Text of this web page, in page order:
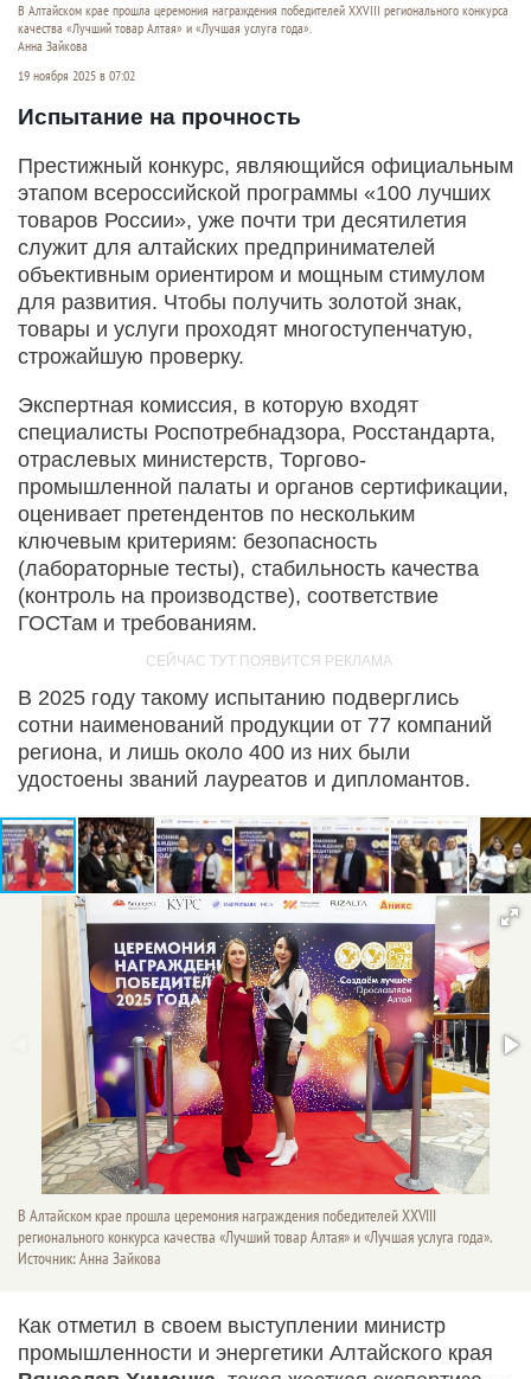
В Алтайском крае прошла церемония награждения победителей XXVIII регионального конкурса
качества «Лучший товар Алтая» и «Лучшая услуга года».
Анна Зайкова
19 ноября 2025 в 07:02
Испытание на прочность
Престижный конкурс, являющийся официальным
этапом всероссийской программы «100 лучших
товаров России», уже почти три десятилетия
служит для алтайских предпринимателей
объективным ориентиром и мощным стимулом
для развития. Чтобы получить золотой знак,
товары и услуги проходят многоступенчатую,
строжайшую проверку.
Экспертная комиссия, в которую входят
специалисты Роспотребнадзора, Росстандарта,
отраслевых министерств, Торгово-
промышленной палаты и органов сертификации,
оценивает претендентов по нескольким
ключевым критериям: безопасность
(лабораторные тесты), стабильность качества
(контроль на производстве), соответствие
ГОСТам и требованиям.
В 2025 году такому испытанию подверглись
сотни наименований продукции от 77 компаний
региона, и лишь около 400 из них были
удостоены званий лауреатов и дипломантов.
В Алтайском крае прошла церемония награждения победителей XXVIII
регионального конкурса качества «Лучший товар Алтая» и «Лучшая услуга года».
Источник: Анна Зайкова
Как отметил в своем выступлении министр
промышленности и энергетики Алтайского края